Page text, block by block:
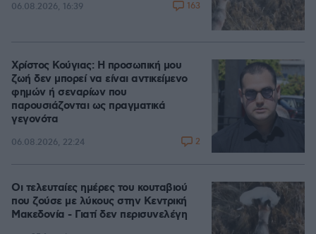
06.08.2026, 16:39 163
Χρίστος Κούγιας: Η προσωπική μου
ζωή δεν μπορεί να είναι αντικείμενο
φημών ή σεναρίων που
παρουσιάζονται ως πραγματικά
γεγονότα
06.08.2026, 22:24 2
Οι τελευταίες ημέρες του κουταβιού
που ζούσε με λύκους στην Κεντρική
Μακεδονία - Γιατί δεν περισυνελέγη